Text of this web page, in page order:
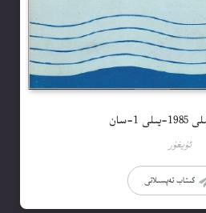
1-سان
ئۇيغۇر
كىتاب تەپسىلاتى